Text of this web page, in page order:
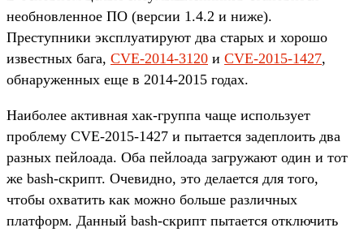
необновленное ПО (версии 1.4.2 и ниже).
Преступники эксплуатируют два старых и хорошо
известных бага, CVE-2014-3120 и CVE-2015-1427,
обнаруженных еще в 2014-2015 годах.
Наиболее активная хак-группа чаще использует
проблему CVE-2015-1427 и пытается задеплоить два
разных пейлоада. Оба пейлоада загружают один и тот
же bash-скрипт. Очевидно, это делается для того,
чтобы охватить как можно больше различных
платформ. Данный bash-скрипт пытается отключить